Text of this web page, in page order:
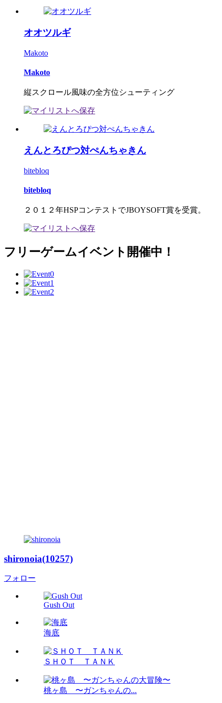
オオツルギ
Makoto
Makoto
縦スクロール風味の全方位シューティング
えんとろぴつ対ぺんちゃきん
bitebloq
bitebloq
２０１２年HSPコンテストでJBOYSOFT賞を受賞。
フリーゲームイベント開催中！
shironoia(10257)
フォロー
Gush Out
海底
ＳＨＯＴ ＴＡＮＫ
桃ヶ島 〜ガンちゃんの...